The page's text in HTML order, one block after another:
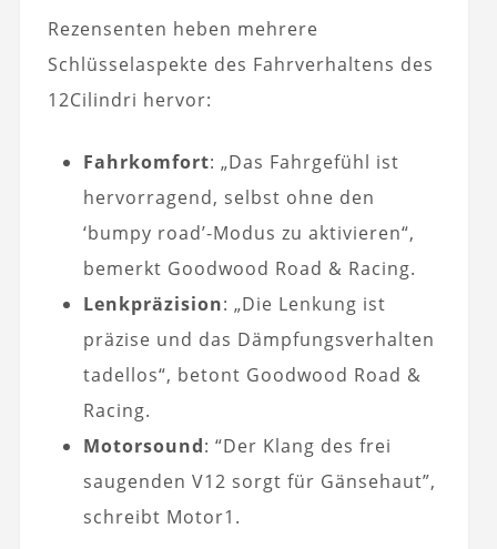
Rezensenten heben mehrere
Schlüsselaspekte des Fahrverhaltens des
12Cilindri hervor:
Fahrkomfort: „Das Fahrgefühl ist
hervorragend, selbst ohne den
‘bumpy road’-Modus zu aktivieren“,
bemerkt Goodwood Road & Racing.
Lenkpräzision: „Die Lenkung ist
präzise und das Dämpfungsverhalten
tadellos“, betont Goodwood Road &
Racing.
Motorsound: “Der Klang des frei
saugenden V12 sorgt für Gänsehaut”,
schreibt Motor1.